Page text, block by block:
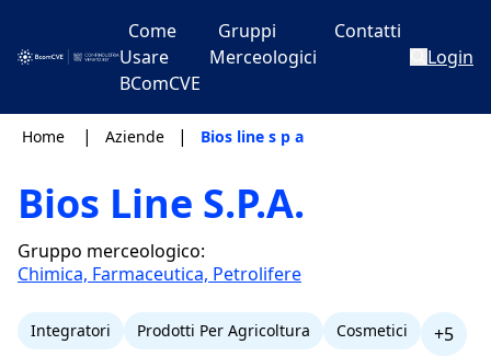
Come
Usare
BComCVE
Gruppi
Merceologici
Contatti
Login
Home | Aziende | Bios line s p a
Bios Line S.P.A.
Gruppo merceologico:
Chimica, Farmaceutica, Petrolifere
Integratori Prodotti Per Agricoltura Cosmetici +5